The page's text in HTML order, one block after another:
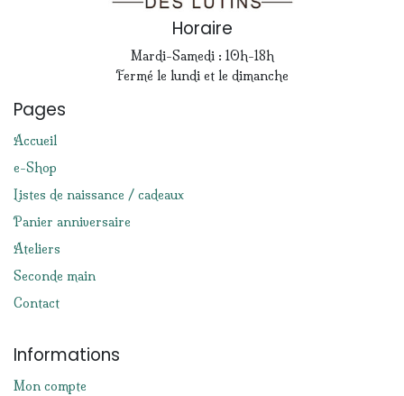
Horaire
Mardi-Samedi : 10h-18h
Fermé le lundi et le dimanche
Pages
Accueil
e-Shop
Listes de naissance / cadeaux
Panier anniversaire
Ateliers
Seconde main
Contact
Informations
Mon compte